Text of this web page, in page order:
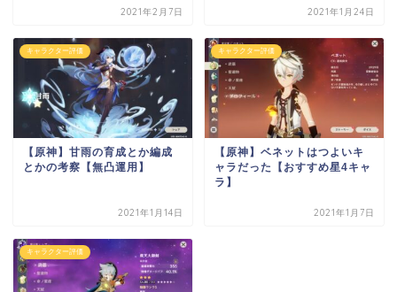
2021年2月7日 2021年1月24日
キャラクター評価
【原神】甘雨の育成とか編成
とかの考察【無凸運用】
2021年1月14日
キャラクター評価
【原神】ベネットはつよいキ
ャラだった【おすすめ星4キャ
ラ】
2021年1月7日
キャラクター評価